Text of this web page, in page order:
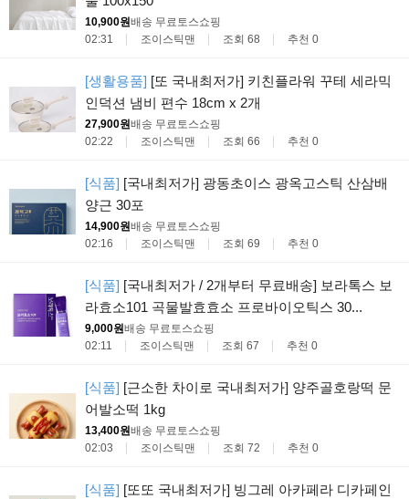
10,900원배송 무료토스쇼핑
02:31
조이스틱맨 조회 68 추천 0
[생활용품] [또 국내최저가] 키친플라워 꾸테 세라믹
인덕션 냄비 편수 18cm x 2개
27,900원배송 무료토스쇼핑
02:22
조이스틱맨 조회 66 추천 0
[식품] [국내최저가] 광동초이스 광옥고스틱 산삼배
양근 30포
14,900원배송 무료토스쇼핑
02:16
조이스틱맨 조회 69 추천 0
[식품] [국내최저가 / 2개부터 무료배송] 보라톡스 보
라효소101 곡물발효효소 프로바이오틱스 30...
9,000원배송 무료토스쇼핑
02:11
조이스틱맨 조회 67 추천 0
[식품] [근소한 차이로 국내최저가] 양주골호랑떡 문
어발소떡 1kg
13,400원배송 무료토스쇼핑
02:03
조이스틱맨 조회 72 추천 0
[식품] [또또 국내최저가] 빙그레 아카페라 디카페인